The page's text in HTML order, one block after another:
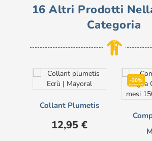
16 Altri Prodotti
Categoria
Collant Plumetis
Prezzo
12,95 €
-30%